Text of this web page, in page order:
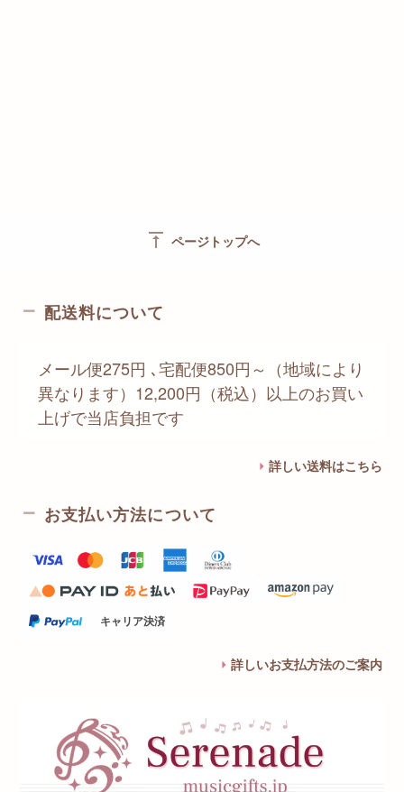
vertical_align_top ページトップへ
配送料について
メール便275円 ､宅配便850円～（地域により
異なります）12,200円（税込）以上のお買い
上げで当店負担です
詳しい送料はこちら
お支払い方法について
キャリア決済
詳しいお支払方法のご案内